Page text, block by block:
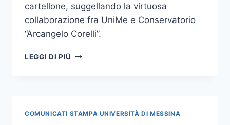
cartellone, suggellando la virtuosa
collaborazione fra UniMe e Conservatorio
“Arcangelo Corelli”.
LEGGI DI PIÙ “CONCERTI
COMUNICATI STAMPA UNIVERSITÀ DI MESSINA